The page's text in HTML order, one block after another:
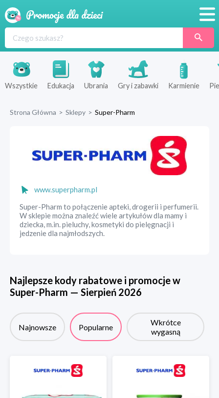
Produkty
Sklepy
Wszystkie Edukacja Ubrania Gry i zabawki Karmienie
Strona Główna > Sklepy > Super-Pharm
www.superpharm.pl
Super-Pharm to połączenie apteki, drogerii i perfumerii.
W sklepie można znaleźć wiele artykułów dla mamy i
dziecka, m.in. pieluchy, kosmetyki do pielęgnacji i
jedzenie dla najmłodszych.
Najlepsze kody rabatowe i promocje w
Super-Pharm — Sierpień 2026
Najnowsze Popularne
Wkrótce
wygasną